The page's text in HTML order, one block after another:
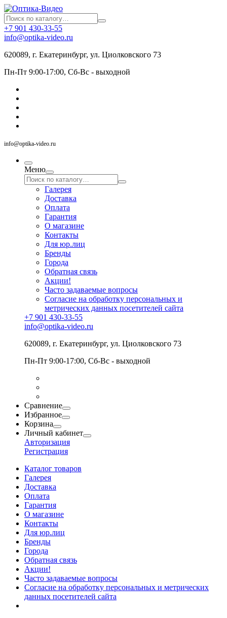
+7 901 430-33-55
info@optika-video.ru
620089, г. Екатеринбург, ул. Циолковского 73
Пн-Пт 9:00-17:00, Сб-Вс - выходной
info@optika-video.ru
Меню
Галерея
Доставка
Оплата
Гарантия
О магазине
Контакты
Для юр.лиц
Бренды
Города
Обратная связь
Акции!
Часто задаваемые вопросы
Согласие на обработку персональных и
метрических данных посетителей сайта
+7 901 430-33-55
info@optika-video.ru
620089, г. Екатеринбург, ул. Циолковского 73
Пн-Пт 9:00-17:00, Сб-Вс - выходной
Сравнение
Избранное
Корзина
Личный кабинет
Авторизация
Регистрация
Каталог товаров
Галерея
Доставка
Оплата
Гарантия
О магазине
Контакты
Для юр.лиц
Бренды
Города
Обратная связь
Акции!
Часто задаваемые вопросы
Согласие на обработку персональных и метрических
данных посетителей сайта